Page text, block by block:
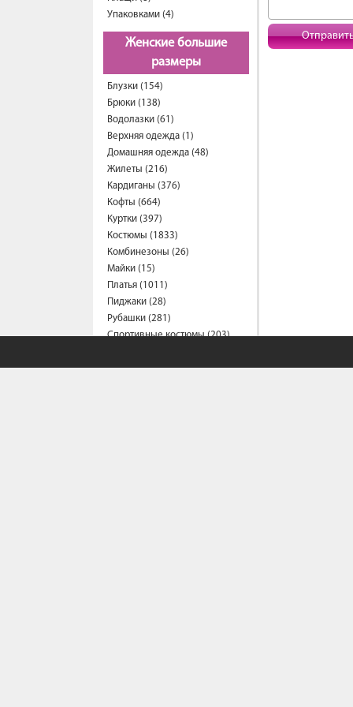
Упаковками (4)
Женские большие
размеры
Блузки (154)
Брюки (138)
Водолазки (61)
Верхняя одежда (1)
Домашняя одежда (48)
Жилеты (216)
Кардиганы (376)
Кофты (664)
Куртки (397)
Костюмы (1833)
Комбинезоны (26)
Майки (15)
Платья (1011)
Пиджаки (28)
Рубашки (281)
Спортивные костюмы (203)
Туники (191)